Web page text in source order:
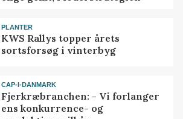
PLANTER
KWS Rallys topper årets
sortsforsøg i vinterbyg
CAP-I-DANMARK
Fjerkræbranchen: - Vi forlanger
ens konkurrence- og